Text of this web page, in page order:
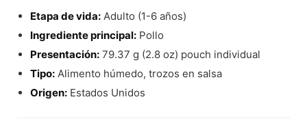
Etapa de vida:Adulto (1-6 años)
Ingrediente principal:Pollo
Presentación:79.37 g (2.8 oz) pouch individual
Tipo:Alimento húmedo, trozos en salsa
Origen:Estados Unidos